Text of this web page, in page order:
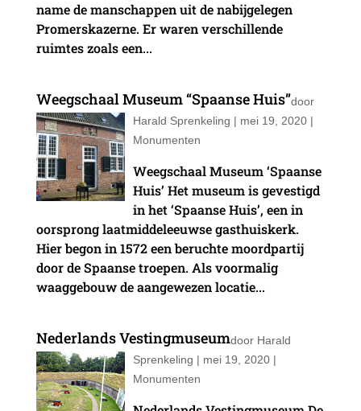
name de manschappen uit de nabijgelegen
Promerskazerne. Er waren verschillende
ruimtes zoals een...
Weegschaal Museum “Spaanse Huis”door
Harald Sprenkeling | mei 19, 2020|
Monumenten
Weegschaal Museum ‘Spaanse
Huis’ Het museum is gevestigd
in het ‘Spaanse Huis’, een in
oorsprong laatmiddeleeuwse gasthuiskerk.
Hier begon in 1572 een beruchte moordpartij
door de Spaanse troepen. Als voormalig
waaggebouw de aangewezen locatie...
Nederlands Vestingmuseumdoor Harald
Sprenkeling | mei 19, 2020|
Monumenten